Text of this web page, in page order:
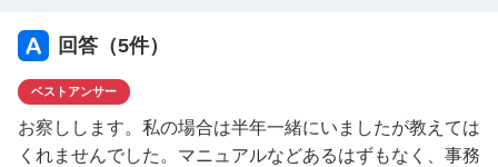
にやめると言われても困る。まだ試用期間中だからゆっく
いました。
慣れてきたら１人で全ての業務をこなせるようになるとは
思いますが、現時点ではそれがいつになるかわかりませ
回答（5件）
ベストアンサー
お察しします。私の場合は半年一緒にいましたが教えては
くれませんでした。マニュアルなどあるはずもなく、事務